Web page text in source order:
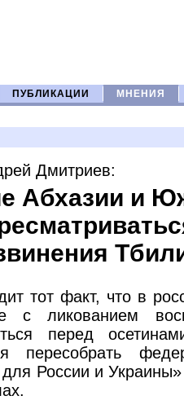
ПУБЛИКАЦИИ МНЕНИЯ
Дмитриев:
Абхазии и
тот факт, что в
с ликованием
перед
пересобрать
России и